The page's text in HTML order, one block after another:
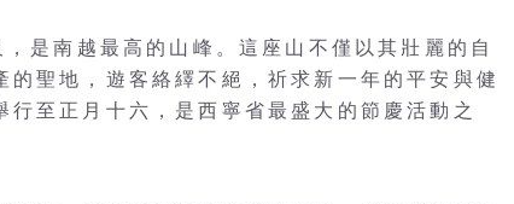
是南越最高的山峰。這座山不僅以其壯麗的自
聖地，遊客絡繹不絕，祈求新一年的平安與健
至正月十六，是西寧省最盛大的節慶活動之